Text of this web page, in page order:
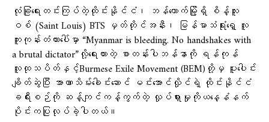
လုံခြုံရေးတင်းကြပ်တဲ့ထိုင်းနိုင်ငံ၊ ဘန်ကောက်မြို့ရှိ စိန့်လူး
ဝစ် (Saint Louis) BTS မှတ်တိုင်အနီး၊ မြန်မာသံရုံးရှေ့ လူ
ကူးကုန်းတံတားပေါ်မှာ “Myanmar is bleeding. No handshakes with
a brutal dictator”လို့​ရေးထားတဲ့ စာတန်းပါဘန်နာကို ရန်ကုန်
လူထုသပိတ်နှင့်Burmese Exile Movement (BEM)တို့မှ ပူးပေါင်း
ချိတ်ဆွဲပြီး အာဏာသိမ်း​ခေါင်း​ဆောင် မင်းအောင်လှိုင်ရဲ့ ထိုင်းနိုင်ငံ
ခရီးစဉ်ကို ဆန့်ကျင်ကန့်ကွက်တဲ့ လှုပ်ရှားမှုကိုယ​​နေ့နံနက်
ပိုင်းကပြုလုပ်ခဲ့ပါတယ်။